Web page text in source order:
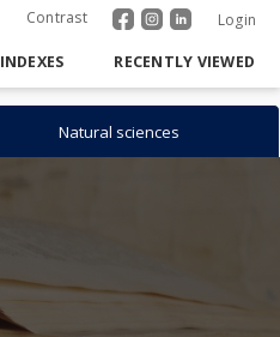
Contrast Login
INDEXES RECENTLY VIEWED
Natural sciences